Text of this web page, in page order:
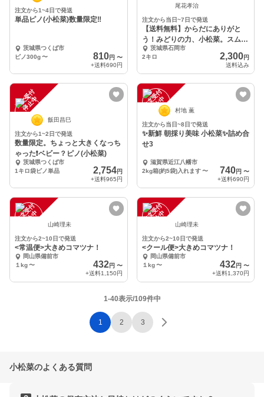
注文から1~4日で発送
単品ピノ(小松菜)数量限定‼️
茨城県つくば市
ピノ300g〜 810円 〜
+送料690円
尾花孝治
注文から当日~7日で発送
【送料無料】からだにありがと
う！みどりの力、小松菜。スムー
ジーなどに
茨城県石岡市
2キロ
2,300円
送料込み
注
文
受
付
停
止
中
飯田昌巳
注文から1~2日で発送
数量限定。ちょっと大きくなっち
ゃった❗ベビー？ピノ(小松菜)
茨城県つくば市
1キロ袋ピノ単品
2,754円
+送料965円
注
文
受
付
停
止
中 村地 薫
注文から当日~8日で発送
✨新鮮 朝採り美味 小松菜✨詰め合
せ3
滋賀県近江八幡市
2kg箱(約5袋)入れます 〜 740円 〜
+送料690円
注
文
受
付
停
止
中 山崎理未
注文から2~10日で発送
<常温便>大きめコマツナ！
岡山県備前市
１kg〜 432円 〜
+送料1,150円
注
文
受
付
停
止
中 山崎理未
注文から2~10日で発送
<クール便>大きめコマツナ！
岡山県備前市
１kg 〜 432円 〜
+送料1,370円
1-40表示/109件中
1 2 3
小松菜のよくある質問